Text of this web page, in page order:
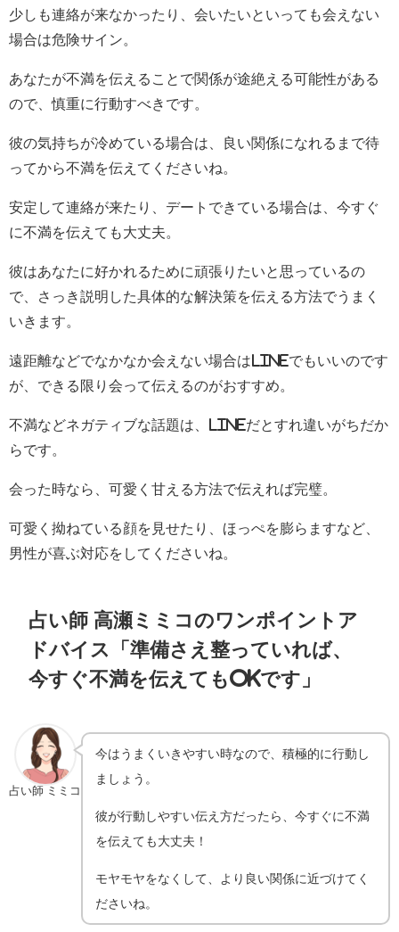
少しも連絡が来なかったり、会いたいといっても会えない
場合は危険サイン。
あなたが不満を伝えることで関係が途絶える可能性がある
ので、慎重に行動すべきです。
彼の気持ちが冷めている場合は、良い関係になれるまで待
ってから不満を伝えてくださいね。
安定して連絡が来たり、デートできている場合は、今すぐ
に不満を伝えても大丈夫。
彼はあなたに好かれるために頑張りたいと思っているの
で、さっき説明した具体的な解決策を伝える方法でうまく
いきます。
遠距離などでなかなか会えない場合はLINEでもいいのです
が、できる限り会って伝えるのがおすすめ。
不満などネガティブな話題は、LINEだとすれ違いがちだか
らです。
会った時なら、可愛く甘える方法で伝えれば完璧。
可愛く拗ねている顔を見せたり、ほっぺを膨らますなど、
男性が喜ぶ対応をしてくださいね。
占い師 高瀬ミミコのワンポイントア
ドバイス「準備さえ整っていれば、
今すぐ不満を伝えてもOKです」
占い師 ミミコ
今はうまくいきやすい時なので、積極的に行動し
ましょう。
彼が行動しやすい伝え方だったら、今すぐに不満
を伝えても大丈夫！
モヤモヤをなくして、より良い関係に近づけてく
ださいね。